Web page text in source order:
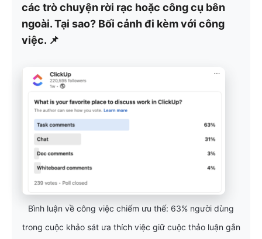
các trò chuyện rời rạc hoặc công cụ bên
ngoài. Tại sao? Bối cảnh đi kèm với công
việc. 📌
Bình luận về công việc chiếm ưu thế: 63% người dùng
trong cuộc khảo sát ưa thích việc giữ cuộc thảo luận gắn